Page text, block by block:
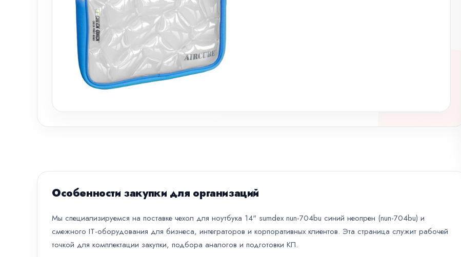
Особенности закупки для организаций
Мы специализируемся на поставке чехол для ноутбука 14" sumdex nun-704bu синий неопрен (nun-704bu) и
смежного IT-оборудования для бизнеса, интеграторов и корпоративных клиентов. Эта страница служит рабочей
точкой для комплектации закупки, подбора аналогов и подготовки КП.